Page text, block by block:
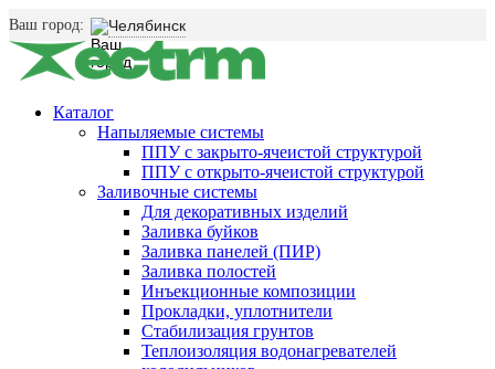
Ваш город: Челябинск
Каталог
Напыляемые системы
ППУ с закрыто-ячеистой структурой
ППУ с открыто-ячеистой структурой
Заливочные системы
Для декоративных изделий
Заливка буйков
Заливка панелей (ПИР)
Заливка полостей
Инъекционные композиции
Прокладки, уплотнители
Стабилизация грунтов
Теплоизоляция водонагревателей